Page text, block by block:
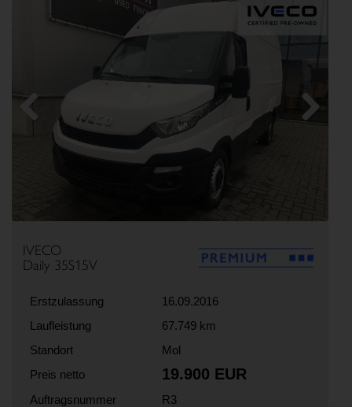
Previous
IVECO
Daily 35S15V
Erstzulassung
16.09.2016
Laufleistung
67.749 km
Standort
Mol
Preis netto
19.900 EUR
Auftragsnummer R3